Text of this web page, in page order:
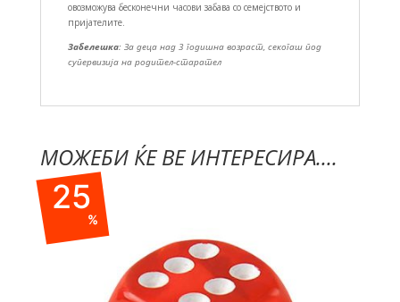
овозможува бесконечни часови забава со семејството и
пријателите.
Забелешка: За деца над 3 годишна возраст, секогаш под
супервизија на родител-старател
МОЖЕБИ ЌЕ ВЕ ИНТЕРЕСИРА....
25
%